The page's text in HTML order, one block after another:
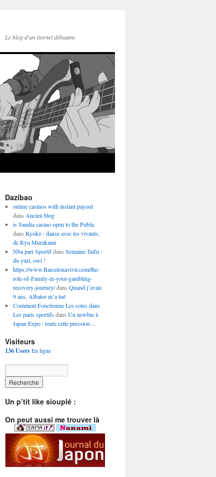
Le blog d'un éternel débutant
Dazibao
online casinos with instant payout
dans Ancien blog
is Sandia casino open to the Public
dans Kyoko : danse avec les vivants,
de Ryu Murakami
Nba pari Sportifdans Semaine Taifu :
du yuri, owi !
https://www.Barcelonavivir.com/the-
role-of-Family-in-your-gambling-
recovery-journey/dans Quand j’avais
9 ans, Albator m’a tué
Comment Fonctionne Les cotes dans
Les paris sportifsdans Un newbie à
Japan Expo : toute cette pression…
Visiteurs
136 UsersEn ligne
Un p’tit like siouplé :
On peut aussi me trouver là